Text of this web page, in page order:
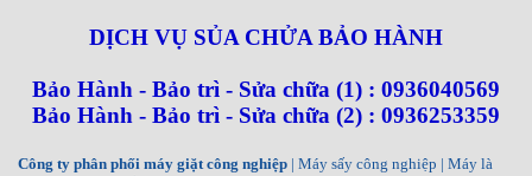
DỊCH VỤ SỦA CHỬA BẢO HÀNH
Bảo Hành - Bảo trì - Sửa chữa (1) : 0936040569
Bảo Hành - Bảo trì - Sửa chữa (2) : 0936253359
Công ty phân phối máy giặt công nghiệp | Máy sấy công nghiệp | Máy là